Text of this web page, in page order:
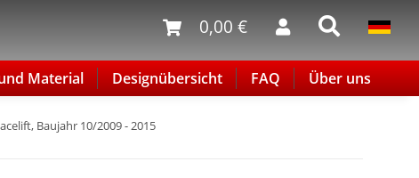
0,00 €
Material Designübersicht FAQ Über uns
Baujahr 10/2009 - 2015